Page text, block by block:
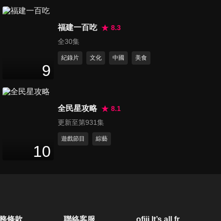
9
福建一百吃
8.3
全30集
紀錄片 文化 中國 美食
10
全民星攻略
8.1
更新至第931集
遊戲節目 綜藝
條款 聯絡客服